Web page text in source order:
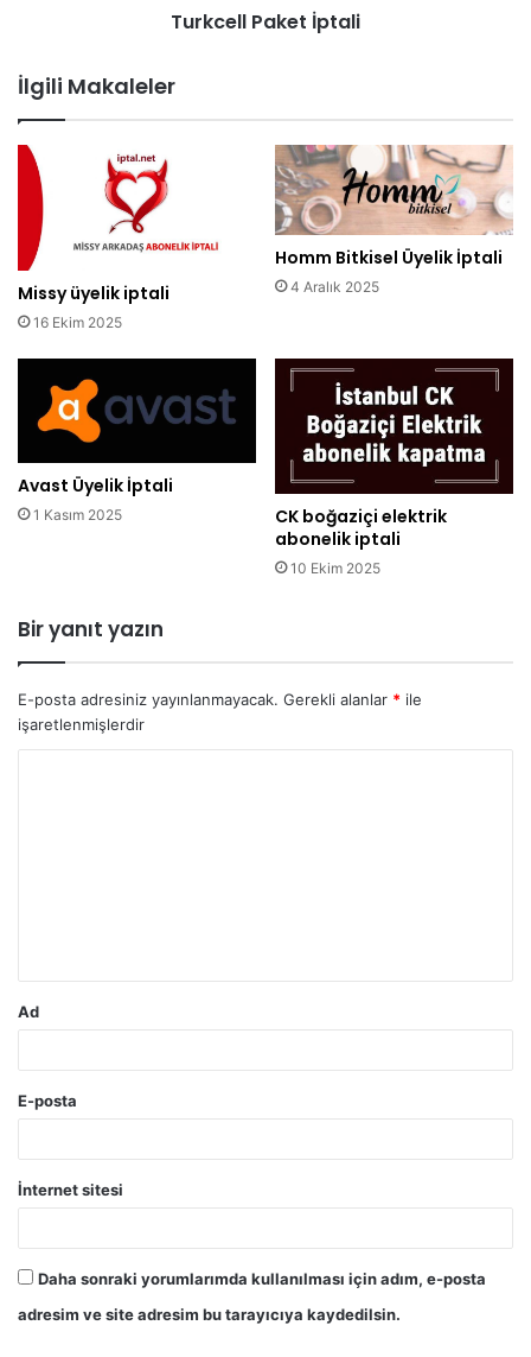
Turkcell Paket İptali
İlgili Makaleler
Missy üyelik iptali
16 Ekim 2025
Homm Bitkisel Üyelik İptali
4 Aralık 2025
Avast Üyelik İptali
1 Kasım 2025
CK boğaziçi elektrik
abonelik iptali
10 Ekim 2025
Bir yanıt yazın
E-posta adresiniz yayınlanmayacak. Gerekli alanlar * ile
işaretlenmişlerdir
Ad
E-posta
İnternet sitesi
Daha sonraki yorumlarımda kullanılması için adım, e-posta
adresim ve site adresim bu tarayıcıya kaydedilsin.